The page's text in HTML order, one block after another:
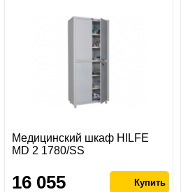
Медицинский шкаф HILFE
MD 2 1780/SS
16 055